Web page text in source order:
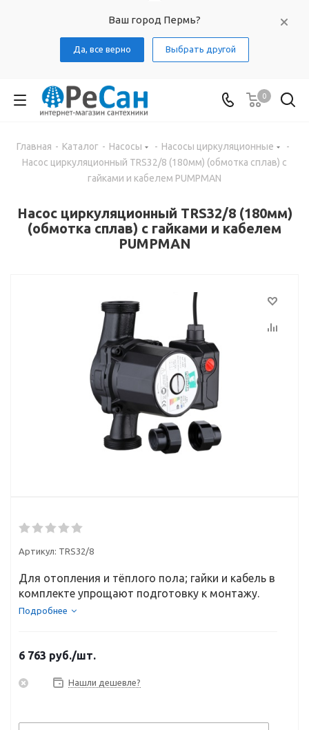
Ваш город Пермь?
Да, все верно Выбрать другой
0
Главная - Каталог - Насосы - Насосы циркуляционные
-
Насос циркуляционный TRS32/8 (180мм) (обмотка сплав) с
гайками и кабелем PUMPMAN
Насос циркуляционный TRS32/8 (180мм)
(обмотка сплав) с гайками и кабелем
PUMPMAN
Артикул: TRS32/8
Для отопления и тёплого пола; гайки и кабель в
комплекте упрощают подготовку к монтажу.
Подробнее
6 763 руб./шт.
Нашли дешевле?